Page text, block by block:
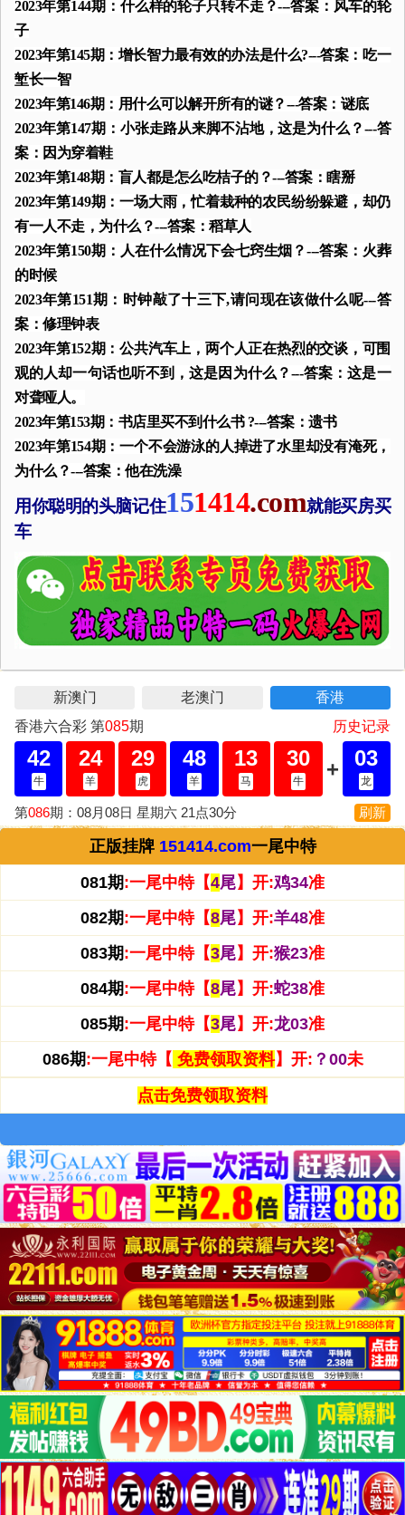
2023年第144期：什么样的轮子只转不走？---答案：风车的轮
子
2023年第145期：增长智力最有效的办法是什么?---答案：吃一
堑长一智
2023年第146期：用什么可以解开所有的谜？---答案：谜底
2023年第147期：小张走路从来脚不沾地，这是为什么？---答
案：因为穿着鞋
2023年第148期：盲人都是怎么吃桔子的？---答案：瞎掰
2023年第149期：一场大雨，忙着栽种的农民纷纷躲避，却仍
有一人不走，为什么？---答案：稻草人
2023年第150期：人在什么情况下会七窍生烟？---答案：火葬
的时候
2023年第151期：时钟敲了十三下,请问现在该做什么呢---答
案：修理钟表
2023年第152期：公共汽车上，两个人正在热烈的交谈，可围
观的人却一句话也听不到，这是因为什么？---答案：这是一
对聋哑人。
2023年第153期：书店里买不到什么书 ?---答案：遗书
2023年第154期：一个不会游泳的人掉进了水里却没有淹死，
为什么？---答案：他在洗澡
用你聪明的头脑记住151414.com就能买房买
车
正版挂牌 151414.com一尾中特
081期:一尾中特【4尾】开:鸡34准
082期:一尾中特【8尾】开:羊48准
083期:一尾中特【3尾】开:猴23准
084期:一尾中特【8尾】开:蛇38准
085期:一尾中特【3尾】开:龙03准
086期:一尾中特【 免费领取资料】开: ？00未
点击免费领取资料